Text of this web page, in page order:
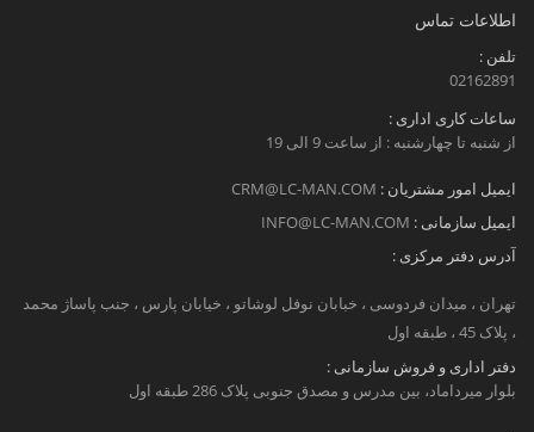
اطلاعات تماس
تلفن :
02162891
ساعات کاری اداری :
از شنبه تا چهارشنبه : از ساعت 9 الی 19
ایمیل امور مشتریان : CRM@LC-MAN.COM
ایمیل سازمانی : INFO@LC-MAN.COM
آدرس دفتر مرکزی :
تهران ، میدان فردوسی ، خبابان نوفل لوشاتو ، خیابان پارس ، جنب پاساژ محمد
، پلاک 45 ، طبقه اول
دفتر اداری و فروش سازمانی :
بلوار میرداماد، بین مدرس و مصدق جنوبی پلاک 286 طبقه اول